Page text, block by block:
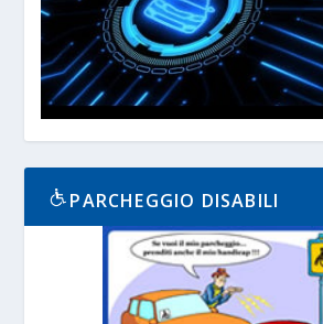
PARCHEGGIO DISABILI